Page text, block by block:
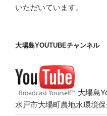
いただいています。
大場島YOUTUBEチャンネル
大場島
水戸市大場町農地水環境